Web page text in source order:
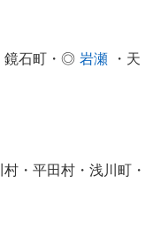
鏡石町・◎ 岩瀬 ・天
・平田村・浅川町・